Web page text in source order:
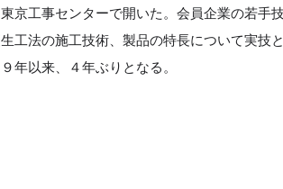
京工事センターで開いた。会員企業の若手
工法の施工技術、製品の特長について実技
年以来、４年ぶりとなる。